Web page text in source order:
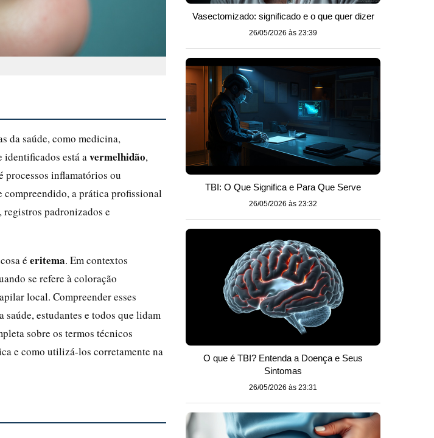
da saúde, como medicina,
identificados está a vermelhidão,
processos inflamatórios ou
a prática profissional
padronizados e
é eritema. Em contextos
se refere à coloração
local. Compreender esses
estudantes e todos que lidam
sobre os termos técnicos
e como utilizá-los corretamente na
Vasectomizado: significado e o que quer dizer
26/05/2026 às 23:39
TBI: O Que Significa e Para Que Serve
26/05/2026 às 23:32
O que é TBI? Entenda a Doença e Seus
Sintomas
26/05/2026 às 23:31